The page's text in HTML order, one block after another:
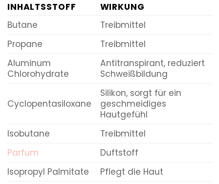
INHALTSSTOFF
WIRKUNG
Butane
Treibmittel
Propane
Treibmittel
Aluminum
Chlorohydrate
Antitranspirant, reduziert
Schweißbildung
Cyclopentasiloxane
Silikon, sorgt für ein
geschmeidiges
Hautgefühl
Isobutane
Treibmittel
Parfum
Duftstoff
Isopropyl Palmitate
Pflegt die Haut